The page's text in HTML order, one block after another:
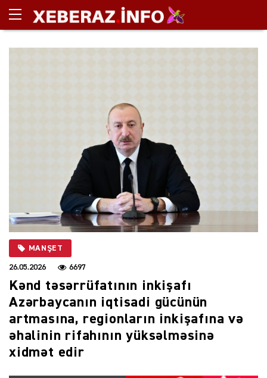
MANŞET
26.05.2026 6697
Kənd təsərrüfatının inkişafı
Azərbaycanın iqtisadi gücünün
artmasına, regionların inkişafına və
əhalinin rifahının yüksəlməsinə
xidmət edir